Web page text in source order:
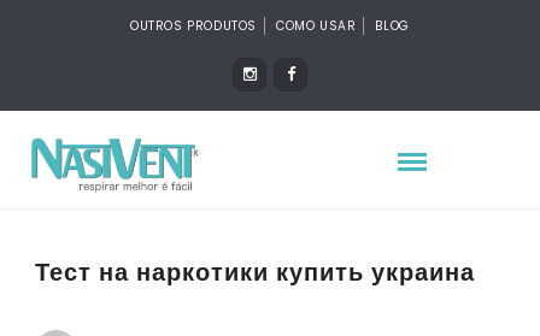
OUTROS PRODUTOS COMO USAR BLOG
Тест на наркотики купить украина